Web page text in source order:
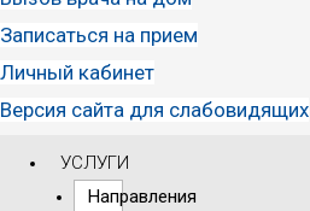
Записаться на прием
Личный кабинет
Версия сайта для слабовидящих
УСЛУГИ
Направления